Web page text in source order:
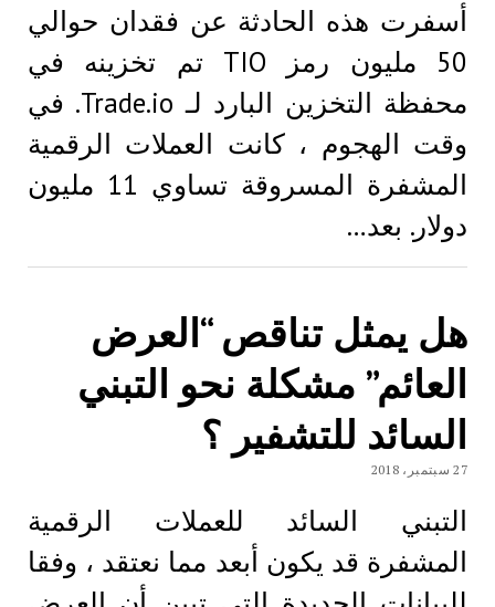
أسفرت هذه الحادثة عن فقدان حوالي
50 مليون رمز TIO تم تخزينه في
محفظة التخزين البارد لـ Trade.io. في
وقت الهجوم ، كانت العملات الرقمية
المشفرة المسروقة تساوي 11 مليون
دولار. بعد…
هل يمثل تناقص “العرض
العائم” مشكلة نحو التبني
السائد للتشفير ؟
27 سبتمبر، 2018
التبني السائد للعملات الرقمية
المشفرة قد يكون أبعد مما نعتقد ، وفقا